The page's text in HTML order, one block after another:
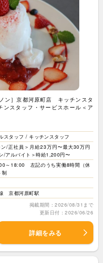
ン］京都河原町店 キッチンスタ
ンスタッフ・サービスホール＜ア
スタッフ / キッチンスタッフ
/正社員＞月給23万円〜最大30万円
/アルバイト＞時給1,200円〜
～18:00 左記のうち実働8時間（休
制
京都河原町駅
掲載期間：2026/08/31まで
更新日付：2026/06/26
詳細をみる